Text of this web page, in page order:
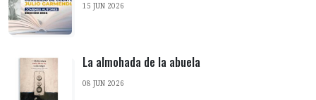
15 JUN 2026
La almohada de la abuela
08 JUN 2026